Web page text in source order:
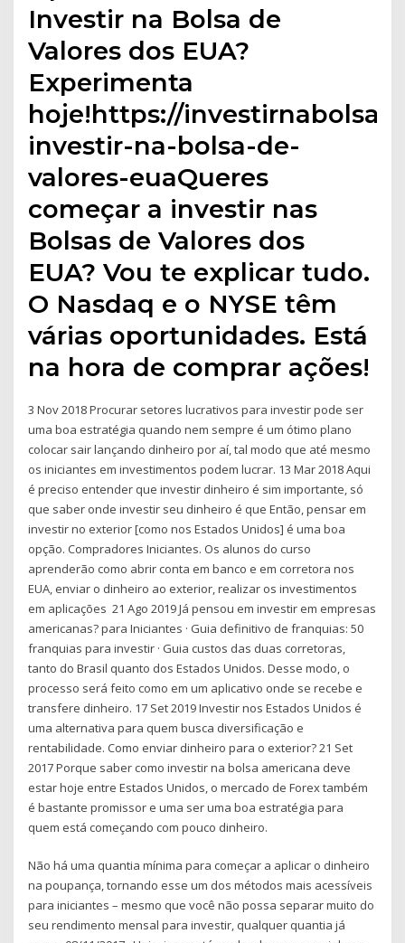
Investir na Bolsa de
Valores dos EUA?
Experimenta
hoje!https://
investir-na-bolsa-de-
valores-euaQueres
começar a investir nas
Bolsas de Valores dos
EUA? Vou te explicar tudo.
O Nasdaq e o NYSE têm
várias oportunidades. Está
na hora de comprar ações!
3 Nov 2018 Procurar setores lucrativos para investir pode ser
uma boa estratégia quando nem sempre é um ótimo plano
colocar sair lançando dinheiro por aí, tal modo que até mesmo
os iniciantes em investimentos podem lucrar. 13 Mar 2018 Aqui
é preciso entender que investir dinheiro é sim importante, só
que saber onde investir seu dinheiro é que Então, pensar em
investir no exterior [como nos Estados Unidos] é uma boa
opção. Compradores Iniciantes. Os alunos do curso
aprenderão como abrir conta em banco e em corretora nos
EUA, enviar o dinheiro ao exterior, realizar os investimentos
em aplicações 21 Ago 2019 Já pensou em investir em empresas
americanas? para Iniciantes · Guia definitivo de franquias: 50
franquias para investir · Guia custos das duas corretoras,
tanto do Brasil quanto dos Estados Unidos. Desse modo, o
processo será feito como em um aplicativo onde se recebe e
transfere dinheiro. 17 Set 2019 Investir nos Estados Unidos é
uma alternativa para quem busca diversificação e
rentabilidade. Como enviar dinheiro para o exterior? 21 Set
2017 Porque saber como investir na bolsa americana deve
estar hoje entre Estados Unidos, o mercado de Forex também
é bastante promissor e uma ser uma boa estratégia para
quem está começando com pouco dinheiro.
Não há uma quantia mínima para começar a aplicar o dinheiro
na poupança, tornando esse um dos métodos mais acessíveis
para iniciantes – mesmo que você não possa separar muito do
seu rendimento mensal para investir, qualquer quantia já